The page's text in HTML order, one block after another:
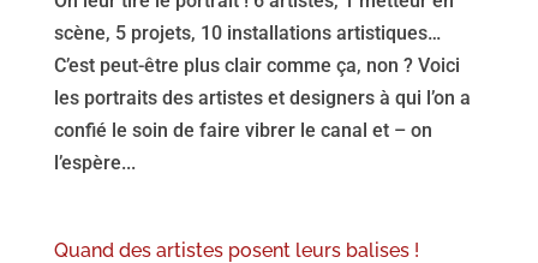
scène, 5 projets, 10 installations artistiques…
C’est peut-être plus clair comme ça, non ? Voici
les portraits des artistes et designers à qui l’on a
confié le soin de faire vibrer le canal et – on
l’espère...
Quand des artistes posent leurs balises !